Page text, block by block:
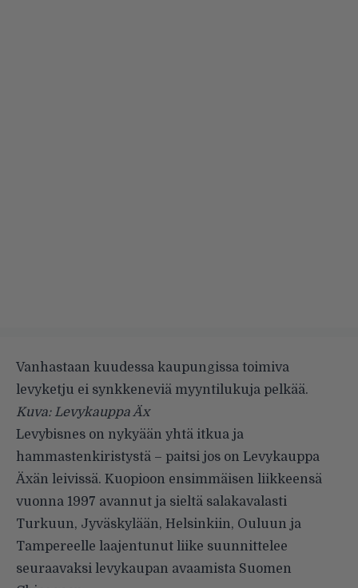
Vanhastaan kuudessa kaupungissa toimiva
levyketju ei synkkeneviä myyntilukuja pelkää.
Kuva: Levykauppa Äx
Levybisnes on nykyään yhtä itkua ja
hammastenkiristystä – paitsi jos on Levykauppa
Äxän leivissä. Kuopioon ensimmäisen liikkeensä
vuonna 1997 avannut ja sieltä salakavalasti
Turkuun, Jyväskylään, Helsinkiin, Ouluun ja
Tampereelle laajentunut liike suunnittelee
seuraavaksi levykaupan avaamista Suomen